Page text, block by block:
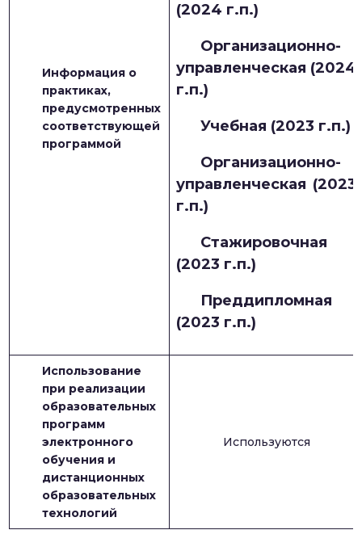
Информация о
практиках,
предусмотренных
соответствующей
программой
(2024 г.п.)
Организационно-
управленческая (2024
г.п.)
Учебная (2023 г.п.)
Организационно-
управленческая (2023
г.п.)
Стажировочная
(2023 г.п.)
Преддипломная
(2023 г.п.)
Использование
при реализации
образовательных
программ
электронного
обучения и
дистанционных
образовательных
технологий
Используются